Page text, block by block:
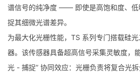
谱信号的纯净度 —— 即使是高饱和度、低
捉其细微光谱差异。
为最大化光栅性能，TS 系列专门搭载硅
器。该传感器具备超高信号采集灵敏度，
光 - 捕捉” 协同效应：光栅负责将复合光